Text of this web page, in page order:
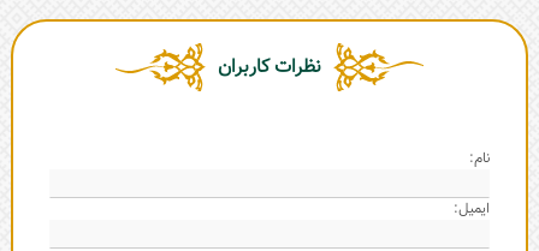
نظرات کاربران
نام:
ایمیل: